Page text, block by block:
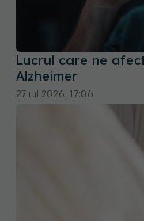
Lucrul care ne
Alzheimer
27 iul 2026, 17:06